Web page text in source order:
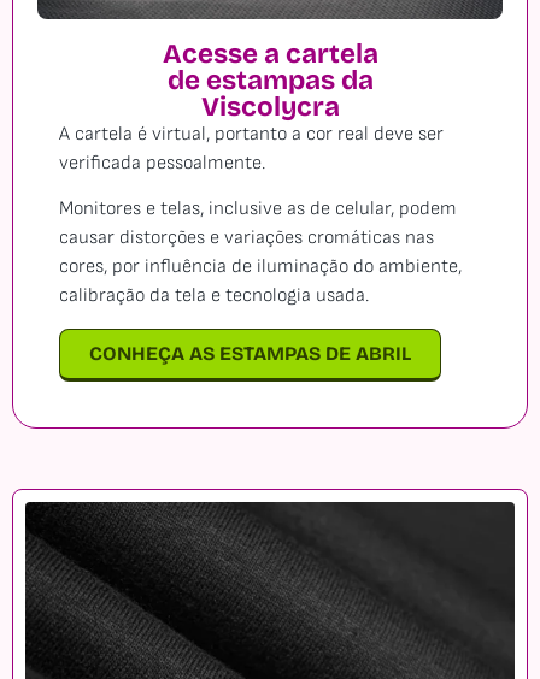
Acesse a cartela
de estampas da
Viscolycra
A cartela é virtual, portanto a cor real deve ser
verificada pessoalmente.
Monitores e telas, inclusive as de celular, podem
causar distorções e variações cromáticas nas
cores, por influência de iluminação do ambiente,
calibração da tela e tecnologia usada.
CONHEÇA AS ESTAMPAS DE ABRIL